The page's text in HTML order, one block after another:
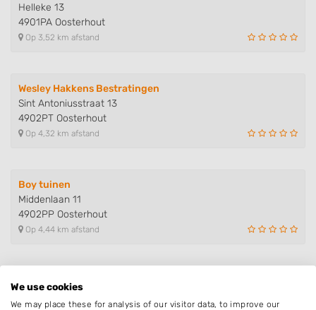
Helleke 13
4901PA Oosterhout
Op 3,52 km afstand
Wesley Hakkens Bestratingen
Sint Antoniusstraat 13
4902PT Oosterhout
Op 4,32 km afstand
Boy tuinen
Middenlaan 11
4902PP Oosterhout
Op 4,44 km afstand
Jan Jansen Grondwerk & Bestrati..
We use cookies
We may place these for analysis of our visitor data, to improve our